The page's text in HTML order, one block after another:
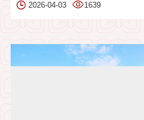
2026-04-03 1639